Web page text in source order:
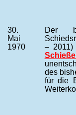
30.
Mai
1970
Der
– 2011)
des
für die